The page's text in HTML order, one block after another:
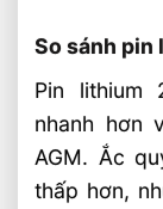
So sánh pin
Pin lithium
nhanh hơn
AGM. Ắc
thấp hơn,